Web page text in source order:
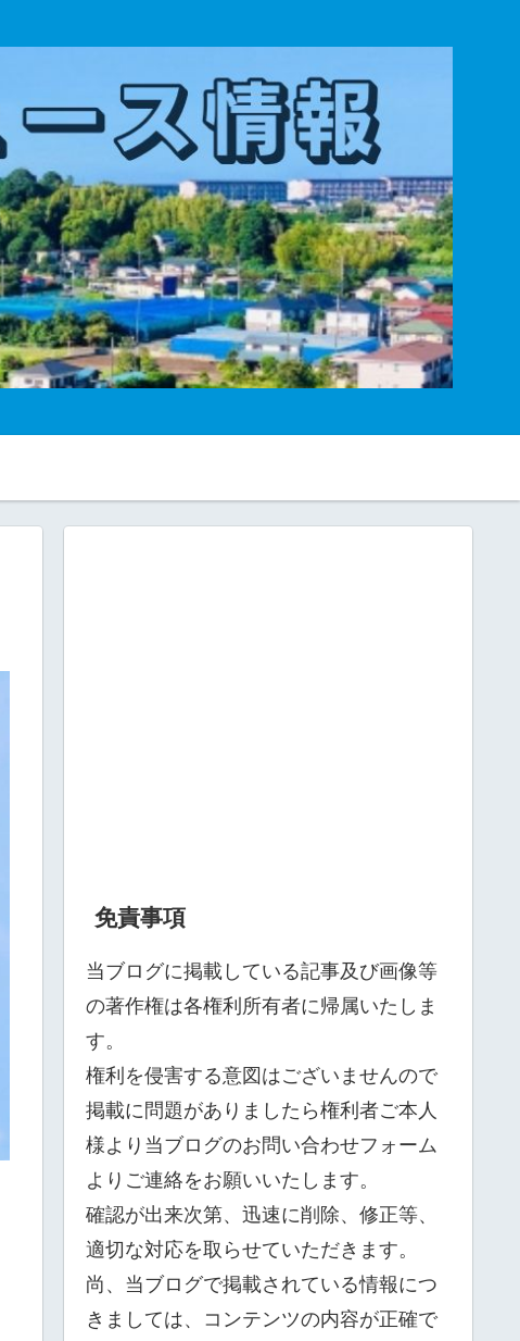
免責事項
当ブログに掲載している記事及び画像等
の著作権は各権利所有者に帰属いたしま
す。
権利を侵害する意図はございませんので
掲載に問題がありましたら権利者ご本人
様より当ブログのお問い合わせフォーム
よりご連絡をお願いいたします。
確認が出来次第、迅速に削除、修正等、
適切な対応を取らせていただきます。
尚、当ブログで掲載されている情報につ
きましては、コンテンツの内容が正確で